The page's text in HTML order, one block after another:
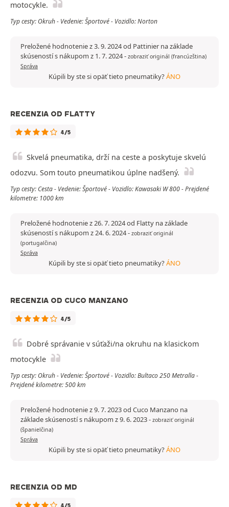
motocykle.
Typ cesty: Okruh - Vedenie: Športové - Vozidlo: Norton
Preložené hodnotenie z 3. 9. 2024 od Pattinier na základe
skúseností s nákupom z 1. 7. 2024- zobraziť originál (francúzština)
Správa
Kúpili by ste si opäť tieto pneumatiky?ÁNO
RECENZIA OD FLATTY
4/5
Skvelá pneumatika, drží na ceste a poskytuje skvelú
odozvu. Som touto pneumatikou úplne nadšený.
Typ cesty: Cesta - Vedenie: Športové - Vozidlo: Kawasaki W 800 - Prejdené
kilometre: 1000 km
Preložené hodnotenie z 26. 7. 2024 od Flatty na základe
skúseností s nákupom z 24. 6. 2024- zobraziť originál
(portugalčina)
Správa
Kúpili by ste si opäť tieto pneumatiky?ÁNO
RECENZIA OD CUCO MANZANO
4/5
Dobré správanie v súťaži/na okruhu na klasickom
motocykle
Typ cesty: Okruh - Vedenie: Športové - Vozidlo: Bultaco 250 Metralla -
Prejdené kilometre: 500 km
Preložené hodnotenie z 9. 7. 2023 od Cuco Manzano na
základe skúseností s nákupom z 9. 6. 2023- zobraziť originál
(španielčina)
Správa
Kúpili by ste si opäť tieto pneumatiky?ÁNO
RECENZIA OD MD